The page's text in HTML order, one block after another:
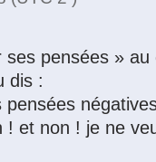
ses pensées »
dis :
et non ! je ne